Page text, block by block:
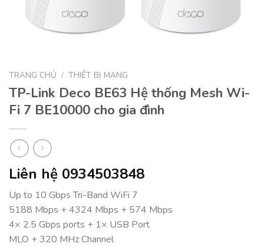
TRANG CHỦ / THIẾT BỊ MẠNG
TP-Link Deco BE63 Hệ thống Mesh Wi-
Fi 7 BE10000 cho gia đình
Liên hệ 0934503848
Up to 10 Gbps Tri-Band WiFi 7
5188 Mbps + 4324 Mbps + 574 Mbps
4× 2.5 Gbps ports + 1× USB Port
MLO + 320 MHz Channel